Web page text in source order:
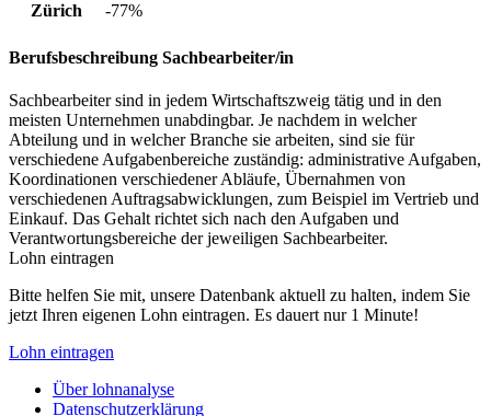
Zürich
-77%
Berufsbeschreibung Sachbearbeiter/in
Sachbearbeiter sind in jedem Wirtschaftszweig tätig und in den
meisten Unternehmen unabdingbar. Je nachdem in welcher
Abteilung und in welcher Branche sie arbeiten, sind sie für
verschiedene Aufgabenbereiche zuständig: administrative Aufgaben,
Koordinationen verschiedener Abläufe, Übernahmen von
verschiedenen Auftragsabwicklungen, zum Beispiel im Vertrieb und
Einkauf. Das Gehalt richtet sich nach den Aufgaben und
Verantwortungsbereiche der jeweiligen Sachbearbeiter.
Lohn eintragen
Bitte helfen Sie mit, unsere Datenbank aktuell zu halten, indem Sie
jetzt Ihren eigenen Lohn eintragen. Es dauert nur 1 Minute!
Lohn eintragen
Über lohnanalyse
Datenschutzerklärung